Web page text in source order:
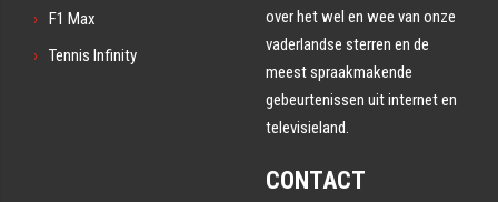
F1 Max
Tennis Infinity
over het wel en wee van onze
vaderlandse sterren en de
meest spraakmakende
gebeurtenissen uit internet en
televisieland.
CONTACT